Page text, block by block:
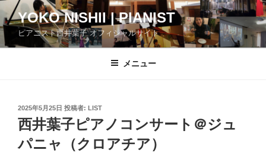
ン
テ
ン
YOKO NISHII | PIANIST
ピアニスト西井葉子 オフィシャルサイト
メニュー
投
稿
日:
2025年5月25日 投稿者: LIST
西井葉子ピアノコンサート＠ジュ
パニャ（クロアチア）